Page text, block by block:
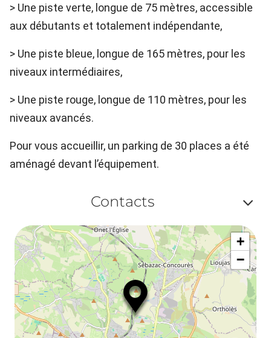
> Une piste verte, longue de 75 mètres, accessible
aux débutants et totalement indépendante,
> Une piste bleue, longue de 165 mètres, pour les
niveaux intermédiaires,
> Une piste rouge, longue de 110 mètres, pour les
niveaux avancés.
Pour vous accueillir, un parking de 30 places a été
aménagé devant l’équipement.
Contacts
ou
+
−